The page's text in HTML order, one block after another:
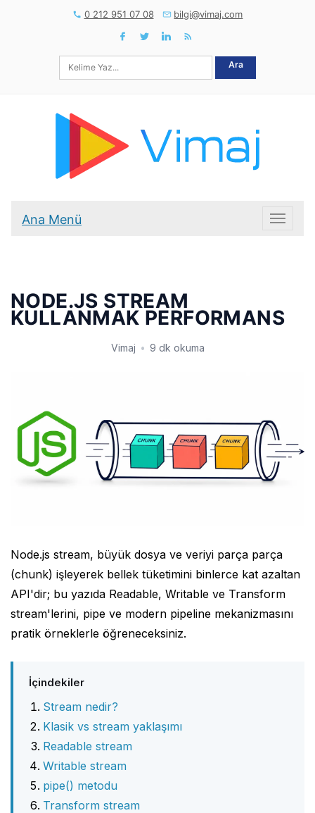
0 212 951 07 08 bilgi@vimaj.com
Ara
Ana Menü Ana
NODE.JS STREAM
KULLANMAK PERFORMANS
Vimaj • 9 dk okuma
Node.js stream, büyük dosya ve veriyi parça parça
(chunk) işleyerek bellek tüketimini binlerce kat azaltan
API'dir; bu yazıda Readable, Writable ve Transform
stream'lerini, pipe ve modern pipeline mekanizmasını
pratik örneklerle öğreneceksiniz.
İçindekiler
Stream nedir?
Klasik vs stream yaklaşımı
Readable stream
Writable stream
pipe() metodu
Transform stream